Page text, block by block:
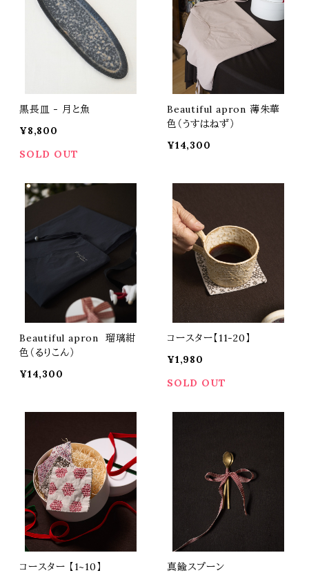
黒長皿 - 月と魚
¥8,800
SOLD OUT
Beautiful apron 薄朱華
色（うすはねず）
¥14,300
Beautiful apron 瑠璃紺
色（るりこん）
¥14,300
コースター【11-20】
¥1,980
SOLD OUT
コースター 【1~10】 真鍮スプーン